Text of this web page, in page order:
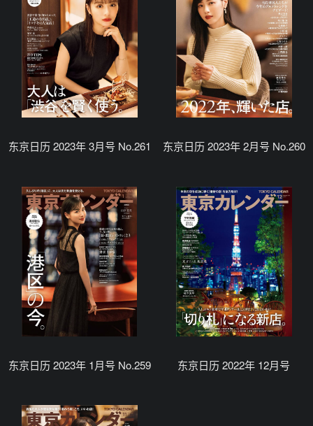
东京日历 2023年 3月号 No.261 东京日历 2023年 2月号 No.260
东京日历 2023年 1月号 No.259 东京日历 2022年 12月号